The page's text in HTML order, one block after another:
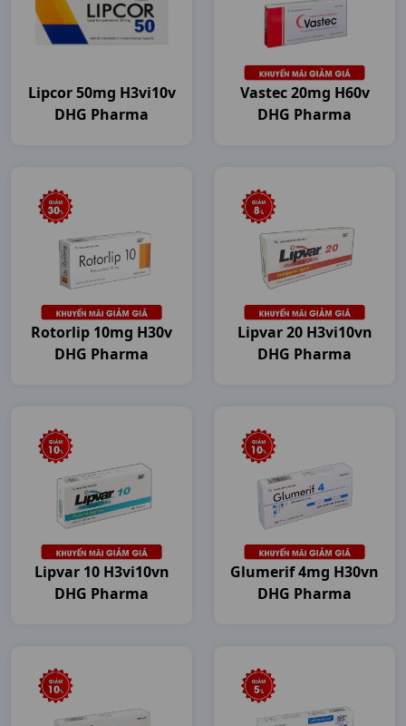
Lipcor 50mg H3vi10v
DHG Pharma
Vastec 20mg H60v
DHG Pharma
Rotorlip 10mg H30v
DHG Pharma
Lipvar 20 H3vi10vn
DHG Pharma
Lipvar 10 H3vi10vn
DHG Pharma
Glumerif 4mg H30vn
DHG Pharma